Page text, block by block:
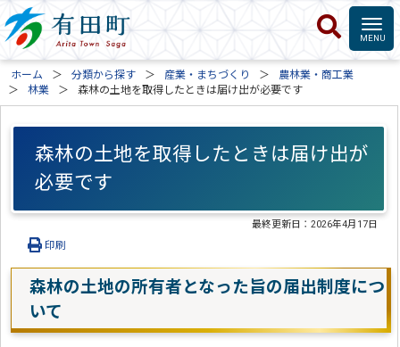
ホーム 分類から探す 産業・まちづくり
農林業・商工業
林業
森林の土地を取得したときは届け出が必要です
森林の土地を取得したときは届け出が
必要です
最終更新日：2026年4月17日
印刷
森林の土地の所有者となった旨の届出制度につ
いて